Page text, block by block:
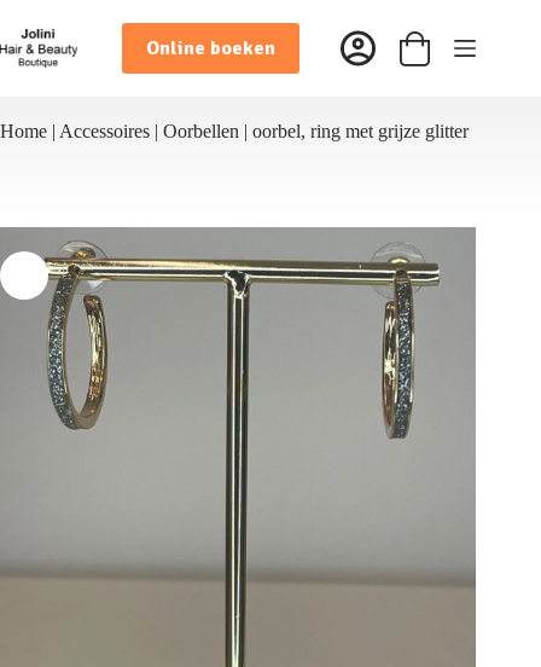
naar
de
inhoud
Online boeken Winkelwagen
Home | Accessoires | Oorbellen | oorbel, ring met grijze glitter